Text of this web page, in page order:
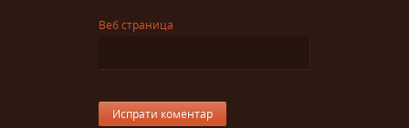
Веб страница